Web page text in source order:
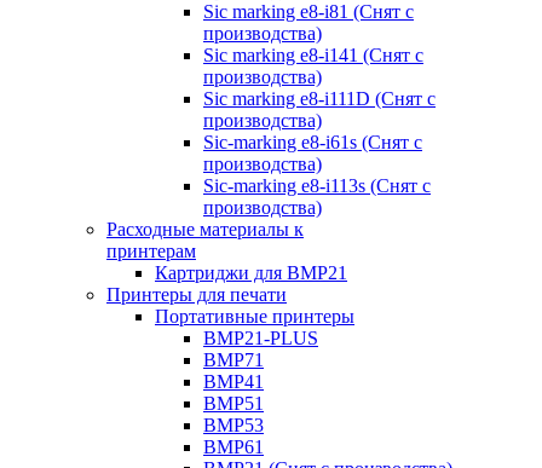
Sic marking e8-i81 (Снят с
производства)
Sic marking e8-i141 (Снят с
производства)
Sic marking e8-i111D (Снят с
производства)
Sic-marking e8-i61s (Снят с
производства)
Sic-marking e8-i113s (Снят с
производства)
Расходные материалы к
принтерам
Картриджи для BMP21
Принтеры для печати
Портативные принтеры
BMP21-PLUS
BMP71
BMP41
BMP51
BMP53
BMP61